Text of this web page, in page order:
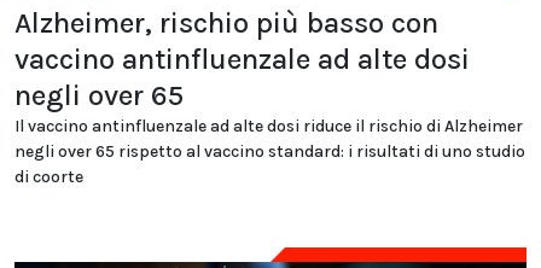
Alzheimer, rischio più basso con
vaccino antinfluenzale ad alte dosi
negli over 65
Il vaccino antinfluenzale ad alte dosi riduce il rischio di Alzheimer
negli over 65 rispetto al vaccino standard: i risultati di uno studio
di coorte